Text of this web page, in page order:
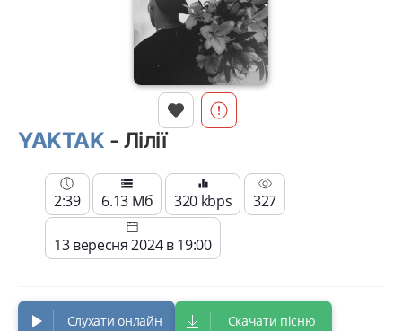
YAKTAK - Лілії
2:39 6.13 Мб 320 kbps 327
13 вересня 2024 в 19:00
Слухати онлайн Скачати пісню